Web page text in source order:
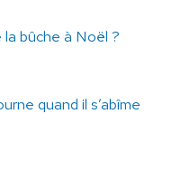
bûche à Noël ?
quand il s’abîme